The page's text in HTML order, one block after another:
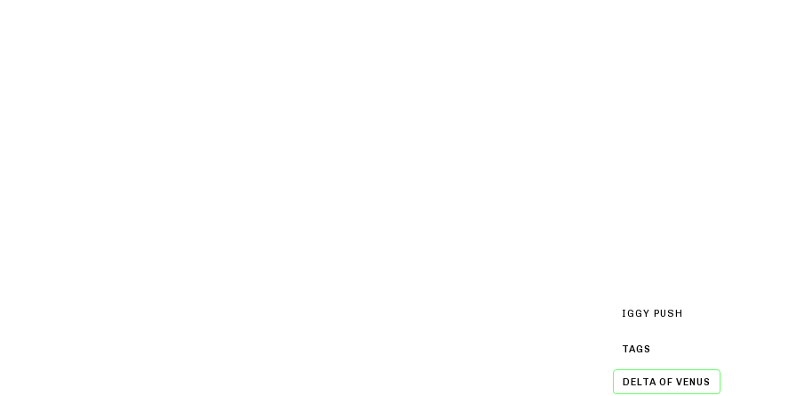
IGGY PUSH
TAGS
DELTA OF VENUS